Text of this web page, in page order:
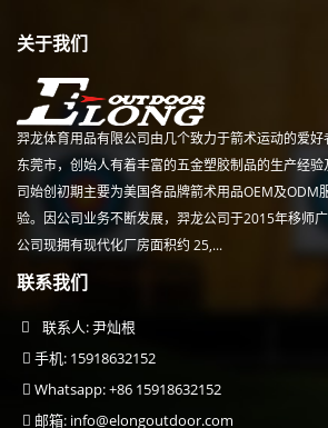
关于我们
羿龙体育用品有限公司由几个致力于箭术运动的爱
东莞市，创始人有着丰富的五金塑胶制品的生产经
司始创初期主要为美国各品牌箭术用品OEM及ODM
验。因公司业务不断发展，羿龙公司于2015年移师
公司现拥有现代化厂房面积约 25,...
联系我们
联系人: 尹灿根
手机: 15918632152
Whatsapp: +86 15918632152
邮箱: info@elongoutdoor.com